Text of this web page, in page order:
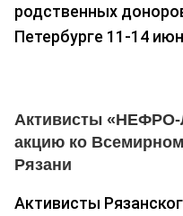
родственных
Петербурге 11-14
Активисты
акцию ко
Рязани
Активисты